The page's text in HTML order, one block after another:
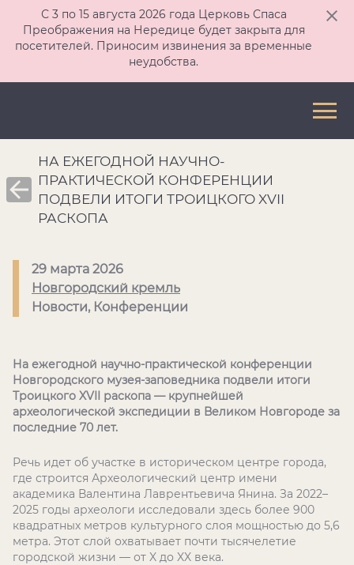
С 3 по 15 августа 2026 года Церковь Спаса
Преображения на Нередице будет закрыта для
посетителей. Приносим извинения за временные
неудобства.
НА ЕЖЕГОДНОЙ НАУЧНО-
ПРАКТИЧЕСКОЙ КОНФЕРЕНЦИИ
ПОДВЕЛИ ИТОГИ ТРОИЦКОГО XVII
РАСКОПА
29 марта 2026
Новгородский кремль
Новости, Конференции
На ежегодной научно-практической конференции
Новгородского музея-заповедника подвели итоги
Троицкого XVII раскопа — крупнейшей
археологической экспедиции в Великом Новгороде за
последние 70 лет.
Речь идет об участке в историческом центре города,
где строится Археологический центр имени
академика Валентина Лаврентьевича Янина. За 2022–
2025 годы археологи исследовали здесь более 900
квадратных метров культурного слоя мощностью до 5,6
метра. Этот слой охватывает почти тысячелетие
городской жизни — от X до XX века.